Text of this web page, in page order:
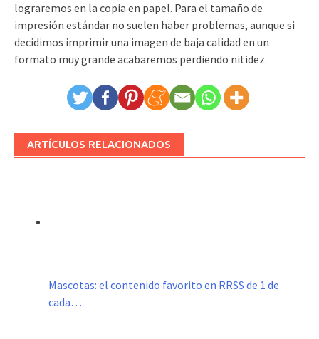
lograremos en la copia en papel. Para el tamaño de
impresión estándar no suelen haber problemas, aunque si
decidimos imprimir una imagen de baja calidad en un
formato muy grande acabaremos perdiendo nitidez.
ARTÍCULOS RELACIONADOS
Mascotas: el contenido favorito en RRSS de 1 de
cada…